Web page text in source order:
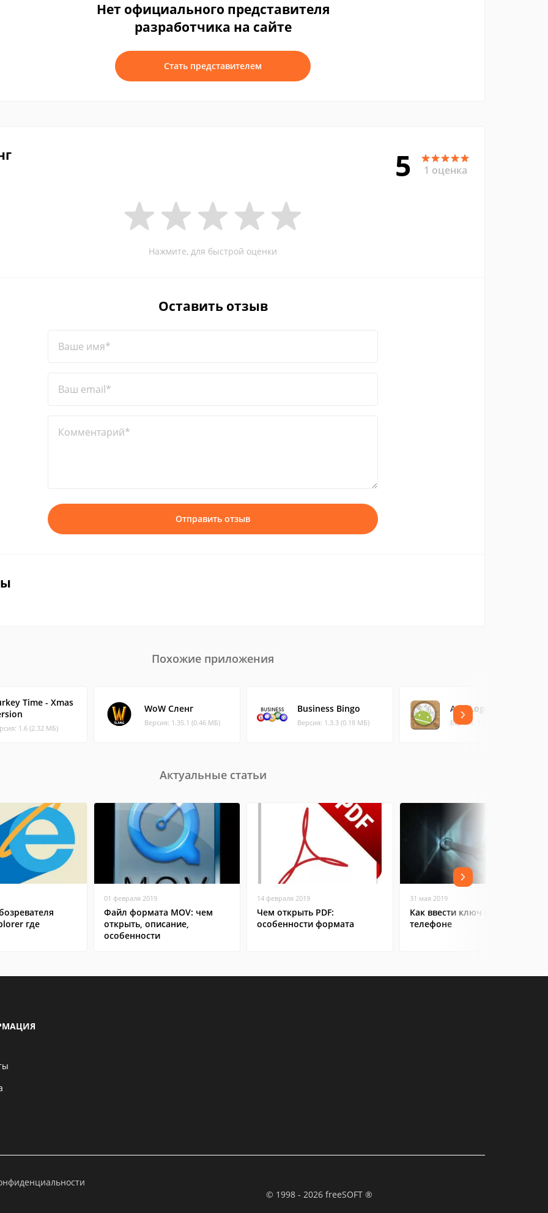
Нет официального представителя
разработчика на сайте
Стать представителем
5 1 оценка
Нажмите, для быстрой оценки
Оставить отзыв
Ваше имя*
Ваш email*
Комментарий*
Отправить отзыв
Похожие приложения
Time - Xmas
1.6 (2.32 МБ)
WoW Сленг
Версия: 1.35.1 (0.46 МБ)
Business Bingo
Версия: 1.3.3 (0.18 МБ)
App Logo Quiz
Версия: 1.1 (3.68 МБ)
Актуальные статьи
где
01 февраля 2019
Файл формата MOV: чем
открыть, описание,
особенности
14 февраля 2019
Чем открыть PDF:
особенности формата
31 мая 2019
Как ввести ключ в Steam на
телефоне
© 1998 - 2026 freeSOFT ®